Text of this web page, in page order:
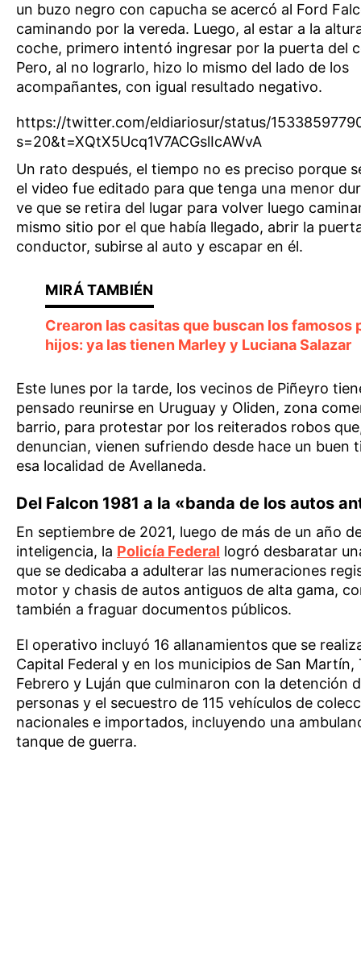
un buzo negro con capucha se acercó al Ford
caminando por la vereda. Luego, al estar a la
coche, primero intentó ingresar por la puerta del
Pero, al no lograrlo, hizo lo mismo del lado de los
acompañantes, con igual resultado negativo.
https://twitter.com/eldiariosur/status/
s=20&t=XQtX5Ucq1V7ACGslIcAWvA
Un rato después, el tiempo no es preciso porque
el video fue editado para que tenga una menor
ve que se retira del lugar para volver luego
mismo sitio por el que había llegado, abrir la
conductor, subirse al auto y escapar en él.
Crearon las casitas que buscan los famosos
hijos: ya las tienen Marley y Luciana Salazar
Este lunes por la tarde, los vecinos de Piñeyro
pensado reunirse en Uruguay y Oliden, zona
barrio, para protestar por los reiterados robos
denuncian, vienen sufriendo desde hace un buen
esa localidad de Avellaneda.
Del Falcon 1981 a la «banda de los autos
En septiembre de 2021, luego de más de un año
inteligencia, la Policía Federal logró desbaratar
que se dedicaba a adulterar las numeraciones
motor y chasis de autos antiguos de alta gama,
también a fraguar documentos públicos.
El operativo incluyó 16 allanamientos que se
Capital Federal y en los municipios de San Martín,
Febrero y Luján que culminaron con la detención
personas y el secuestro de 115 vehículos de
nacionales e importados, incluyendo una
tanque de guerra.